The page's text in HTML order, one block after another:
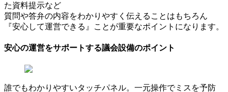
た資料提示など
質問や答弁の内容をわかりやすく伝えることはもちろん
『安心して運営できる』ことが重要なポイントになります。
安心の運営をサポートする議会設備のポイント
誰でもわかりやすいタッチパネル。一元操作でミスを予防